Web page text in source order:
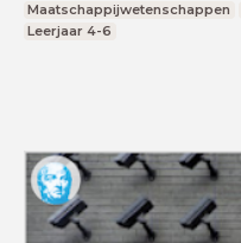
Maatschappijwetenschappen
Leerjaar 4-6